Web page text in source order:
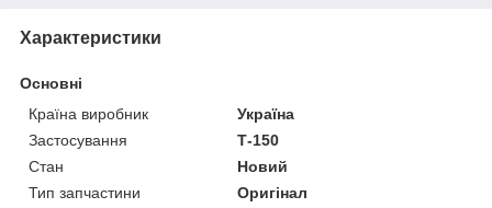
Характеристики
Основні
Країна виробник
Україна
Застосування
Т-150
Стан
Новий
Тип запчастини
Оригінал